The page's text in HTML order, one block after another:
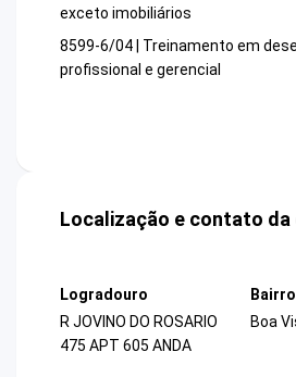
exceto imobiliários
8599-6/04 | Treinamento em
profissional e gerencial
Localização e contato da
Logradouro
R JOVINO DO ROSARIO
475 APT 605 ANDA
Bairro
Boa